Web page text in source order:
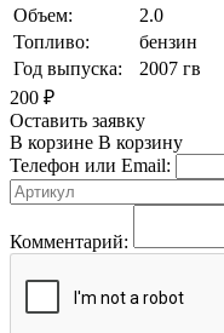
Объем:
2.0
Топливо:
бензин
Год выпуска:
2007 гв
200 ₽
Оставить заявку
В корзине В корзину
Телефон или Email:
Комментарий: